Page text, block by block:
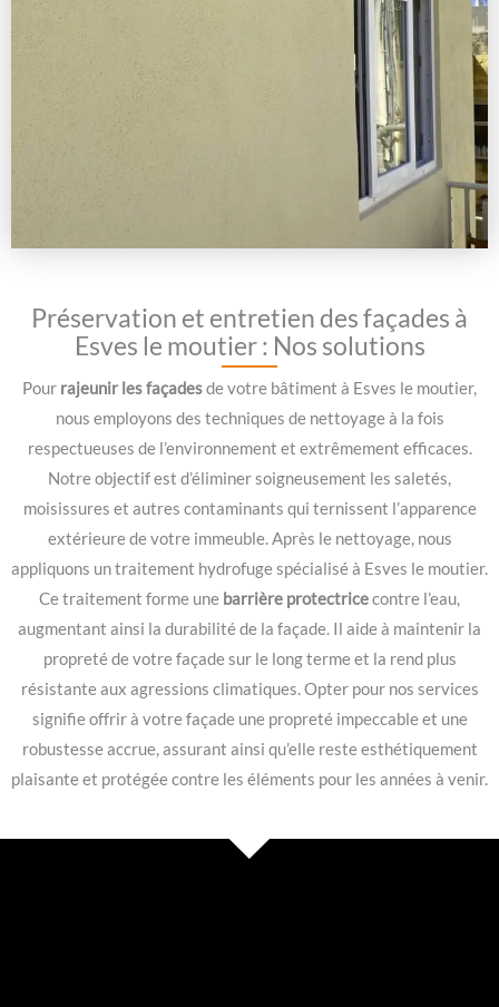
Préservation et entretien des façades à
Esves le moutier : Nos solutions
Pour rajeunir les façadesde votre bâtiment à Esves le moutier,
nous employons des techniques de nettoyage à la fois
respectueuses de l’environnement et extrêmement efficaces.
Notre objectif est d’éliminer soigneusement les saletés,
moisissures et autres contaminants qui ternissent l’apparence
extérieure de votre immeuble. Après le nettoyage, nous
appliquons un traitement hydrofuge spécialisé à Esves le moutier.
Ce traitement forme une barrière protectricecontre l’eau,
augmentant ainsi la durabilité de la façade. Il aide à maintenir la
propreté de votre façade sur le long terme et la rend plus
résistante aux agressions climatiques. Opter pour nos services
signifie offrir à votre façade une propreté impeccable et une
robustesse accrue, assurant ainsi qu’elle reste esthétiquement
plaisante et protégée contre les éléments pour les années à venir.